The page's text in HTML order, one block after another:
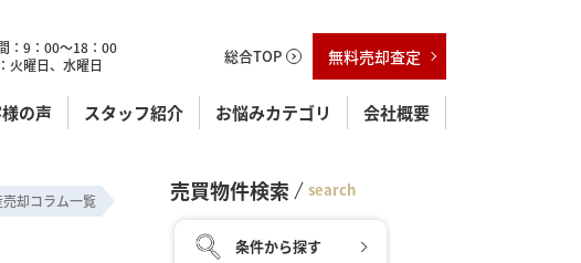
：9：00～18：00
火曜日、水曜日
総合TOP 無料売却査定
の声 スタッフ紹介 お悩みカテゴリ 会社概要
却コラム一覧
売買物件検索 search
条件から探す